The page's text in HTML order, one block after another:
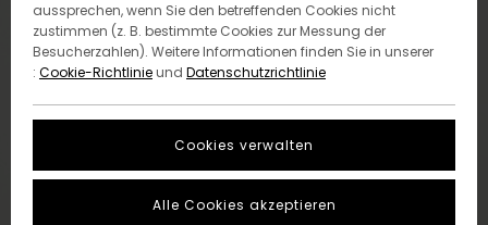
aussprechen, wenn Sie den betreffenden Cookies nicht
zustimmen (z. B. bestimmte Cookies zur Messung der
Besucherzahlen). Weitere Informationen finden Sie in unserer
: Cookie-Richtlinieund Datenschutzrichtlinie
Cookies verwalten
Alle Cookies akzeptieren